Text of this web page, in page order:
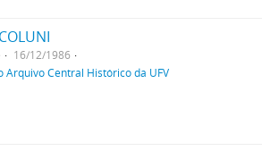
16/12/1986
Arquivo Central Histórico da UFV